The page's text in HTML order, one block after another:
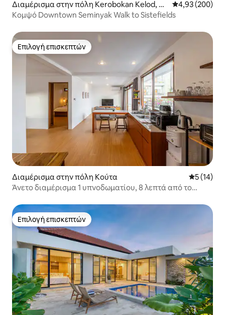
Διαμέρισμα στην πόλη Kerobokan Kelod, Ke
c. Kuta Utara, Kabupaten Badung
Μέση
4,93 (200)
Κομψό Downtown Seminyak Walk to Sistefields
Επιλογή επισκεπτών
Επιλογή επισκεπτών
Διαμέρισμα στην πόλη Κούτα Μέση
5 (14)
Άνετο διαμέρισμα 1 υπνοδωματίου, 8 λεπτά από το
Επιλογή επισκεπτών
Επιλογή επισκεπτών